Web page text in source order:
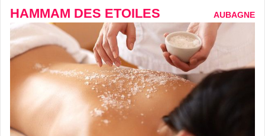
HAMMAM DES ETOILES AUBAGNE